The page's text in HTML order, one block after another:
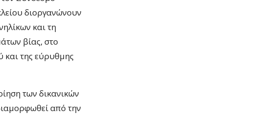
διοργανώνουν
και τη
βίας, στο
και της εύρυθμης
των δικανικών
από την